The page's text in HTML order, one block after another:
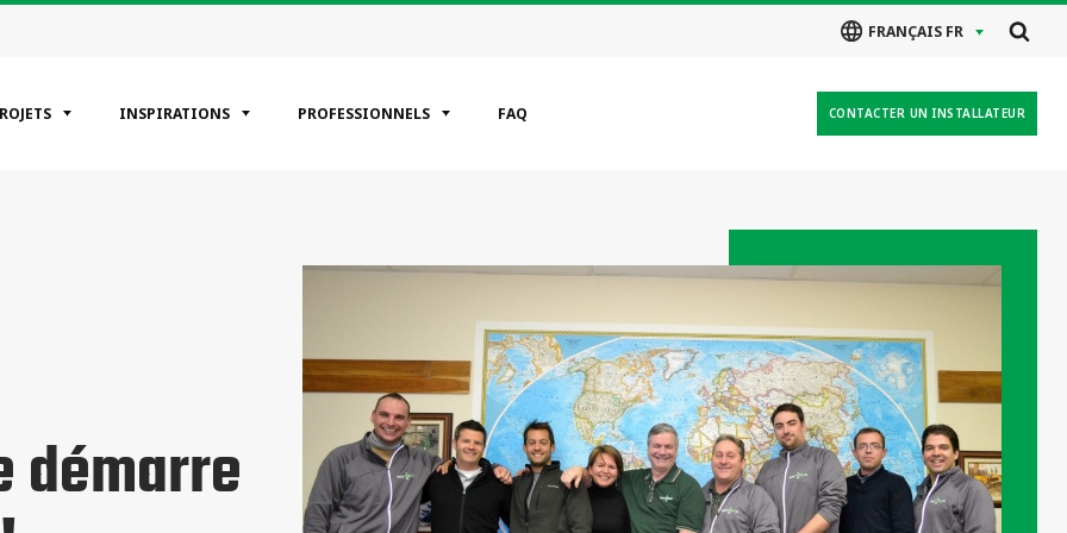
FRANÇAIS FR
INSPIRATIONS PROFESSIONNELS FAQ CONTACTER UN INSTALLATEUR
démarre